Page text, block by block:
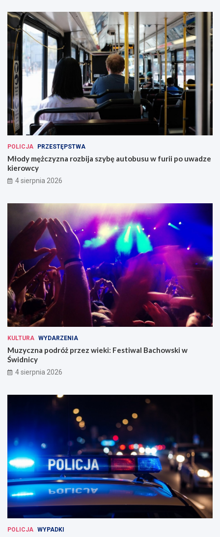
POLICJA PRZESTĘPSTWA
Młody mężczyzna rozbija szybę autobusu w furii po uwadze
kierowcy
4 sierpnia 2026
KULTURA WYDARZENIA
Muzyczna podróż przez wieki: Festiwal Bachowski w
Świdnicy
4 sierpnia 2026
POLICJA WYPADKI